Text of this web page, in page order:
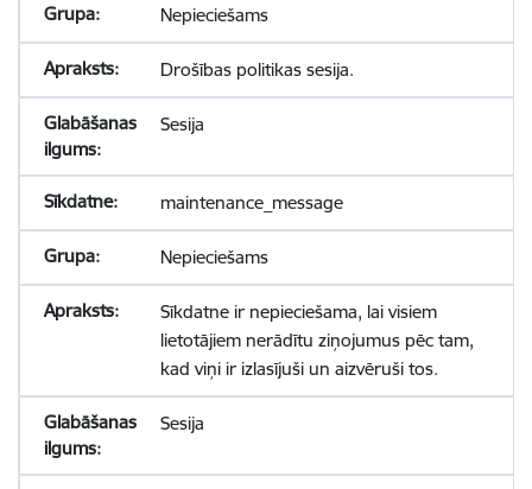
Nepieciešams
Drošības politikas sesija.
Sesija
maintenance_message
Nepieciešams
Sīkdatne ir nepieciešama, lai visiem
lietotājiem nerādītu ziņojumus pēc tam,
kad viņi ir izlasījuši un aizvēruši tos.
Sesija